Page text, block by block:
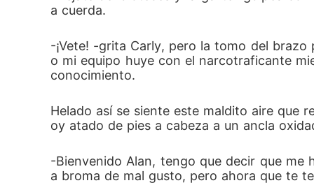
a cuerda.
-¡Vete! -grita Carly, pero la tomo del
o mi equipo huye con el narcotraficante
conocimiento.
Helado así se siente este maldito aire que
oy atado de pies a cabeza a un ancla
-Bienvenido Alan, tengo que decir que
a broma de mal gusto, pero ahora que te